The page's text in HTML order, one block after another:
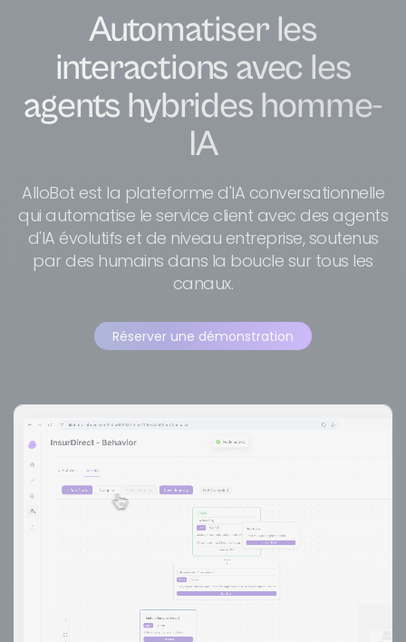
Automatiser les
interactions avec les
agents hybrides homme-
IA
AlloBot est la plateforme d'IA conversationnelle
qui automatise le service client avec des agents
d'IA évolutifs et de niveau entreprise, soutenus
par des humains dans la boucle sur tous les
canaux.
Réserver une démonstration